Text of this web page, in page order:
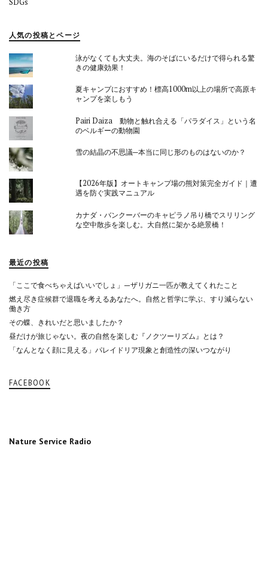
人気の投稿とページ
泳がなくても大丈夫。海のそばにいるだけで得られる驚
きの健康効果！
夏キャンプにおすすめ！標高1000m以上の場所で高原キ
ャンプを楽しもう
Pairi Daiza 動物と触れ合える「パラダイス」という名
のベルギーの動物園
雪の結晶の不思議─本当に同じ形のものはないのか？
【2026年版】オートキャンプ場の熊対策完全ガイド｜遭
遇を防ぐ実践マニュアル
カナダ・バンクーバーのキャピラノ吊り橋でスリリング
な空中散歩を楽しむ。大自然に架かる絶景橋！
最近の投稿
「ここで食べちゃえばいいでしょ」—ザリガニ一匹が教えてくれたこと
燃え尽き症候群で退職を考えるあなたへ。自然と哲学に学ぶ、すり減らない
働き方
その蝶、きれいだと思いましたか？
昼だけが旅じゃない。夜の自然を楽しむ『ノクツーリズム』とは？
「なんとなく顔に見える」パレイドリア現象と創造性の深いつながり
FACEBOOK
Nature Service Radio